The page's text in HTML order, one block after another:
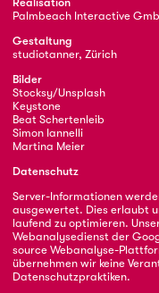
Palmbeach Interactive
Gestaltung
studiotanner, Zürich
Bilder
Stocksy/Unsplash
Keystone
Beat Schertenleib
Simon Iannelli
Martina Meier
Datenschutz
Server-Informationen
ausgewertet. Dies erlaubt
laufend zu optimieren.
Webanalysedienst der
source Webanalyse-
übernehmen wir keine
Datenschutzpraktiken.